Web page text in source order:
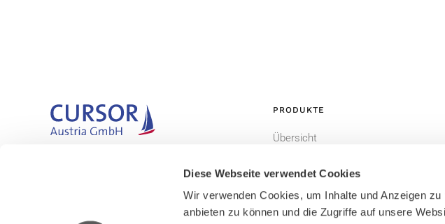
Diese Webseite verwendet Cookies
Wir verwenden Cookies, um Inhalte und Anzeigen
anbieten zu können und die Zugriffe auf unsere
PRODUKTE
Übersicht
TINA